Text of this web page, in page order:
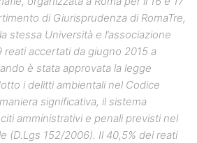
di Giurisprudenza di RomaTre,
stessa Università e l’associazione
reati accertati da giugno 2015 a
è stata approvata la legge
i delitti ambientali nel Codice
significativa, il sistema
amministrativi e penali previsti nel
(D.Lgs 152/2006). Il 40,5% dei reati